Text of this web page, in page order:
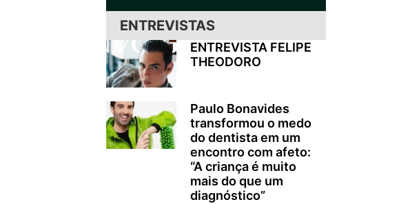
ENTREVISTAS
ENTREVISTA FELIPE
THEODORO
Paulo Bonavides
transformou o medo
do dentista em um
encontro com afeto:
“A criança é muito
mais do que um
diagnóstico”